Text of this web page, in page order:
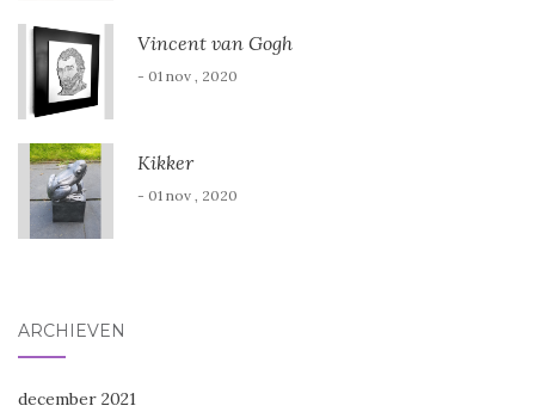
Vincent van Gogh
- 01 nov , 2020
Kikker
- 01 nov , 2020
ARCHIEVEN
december 2021